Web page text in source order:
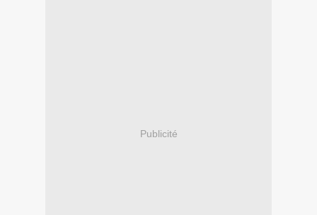
Publicité